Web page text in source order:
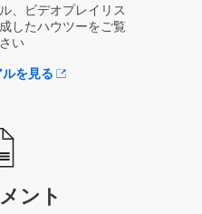
、ビデオプレイリス
したハウツーをご覧
い
を見る
ント